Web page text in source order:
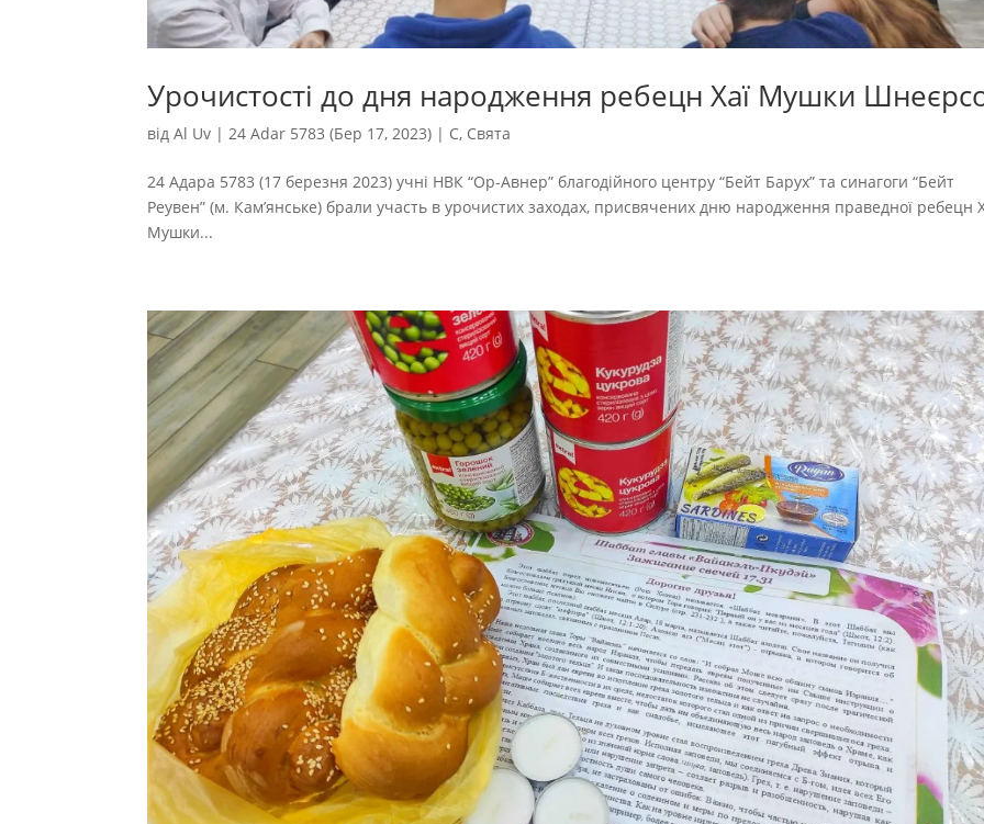
Урочистості до дня народження ребецн Хаї Мушки
відAl Uv | 24 Adar 5783 (Бер 17, 2023) | С, Свята
24 Адара 5783 (17 березня 2023) учні НВК “Ор-Авнер” благодійного центру “Бейт Барух” та синагоги “Бейт
Реувен” (м. Кам’янське) брали участь в урочистих заходах, присвячених дню народження праведної ребецн
Мушки...